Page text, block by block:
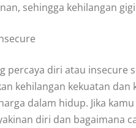
sehingga kehilangan
percaya diri atau insecure
kehilangan kekuatan
dalam hidup. Jika
diri dan bagaimana